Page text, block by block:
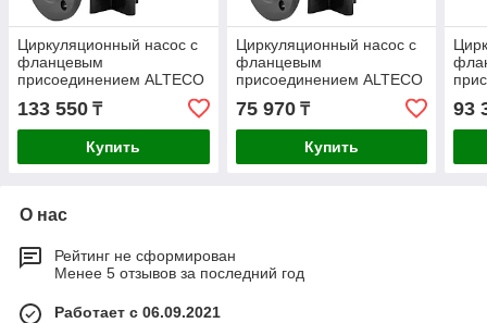
Циркуляционный насос с
фланцевым
присоединением ALTECO
CP 50-21/250 SF
133 550 ₸
Купить
Циркуляционный насос с
фланцевым
присоединением ALTECO
CP 50-11/220 SF
75 970₸
Купить
93
О нас
Рейтинг не сформирован
Менее 5 отзывов за последний год
Работает с 06.09.2021